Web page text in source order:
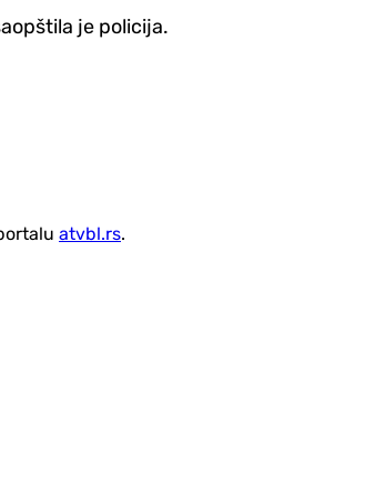
je policija.
atvbl.rs.